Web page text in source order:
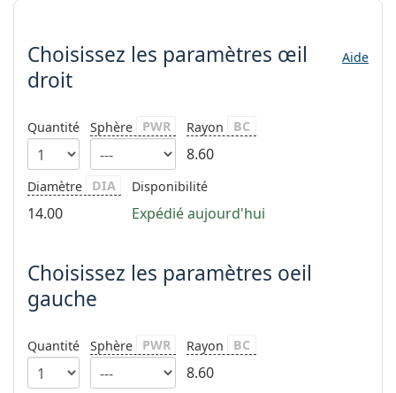
Prada
hors ligne
Choisissez les paramètres
Choisissez les paramètres œil
droit
Aide
Quantité Sphère PWR Rayon BC
8.60
Diamètre DIA
14.00
Disponibilité
Expédié aujourd'hui
Choisissez les paramètres oeil
gauche
Quantité Sphère PWR Rayon BC
8.60